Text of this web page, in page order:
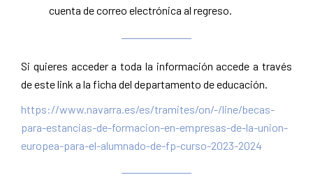
cuenta de correo electrónica al regreso.
Si quieres acceder a toda la información accede a través
de este link a la ficha del departamento de educación.
https://www.navarra.es/es/tramites/on/-/line/becas-
para-estancias-de-formacion-en-empresas-de-la-union-
europea-para-el-alumnado-de-fp-curso-2023-2024